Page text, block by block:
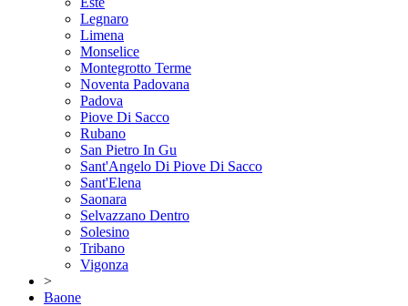
Legnaro
Limena
Monselice
Montegrotto Terme
Noventa Padovana
Padova
Piove Di Sacco
Rubano
San Pietro In Gu
Sant'Angelo Di Piove Di Sacco
Sant'Elena
Saonara
Selvazzano Dentro
Solesino
Tribano
Vigonza
>
Baone